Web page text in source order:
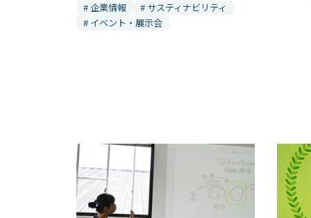
# 企業情報
# サスティナビリティ
# イベント・展示会